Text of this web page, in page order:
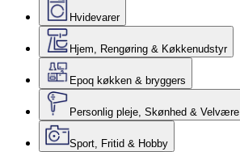
Hvidevarer
Hjem, Rengøring & Køkkenudstyr
Epoq køkken & bryggers
Personlig pleje, Skønhed & Velvære
Sport, Fritid & Hobby